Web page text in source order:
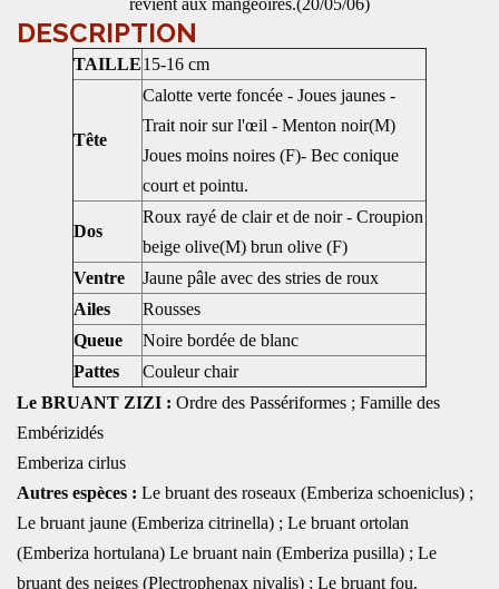
revient aux mangeoires.(20/05/06)
DESCRIPTION
TAILLE15-16 cm
Tête
Calotte verte foncée - Joues jaunes -
Trait noir sur l'œil - Menton noir(M)
Joues moins noires (F)- Bec conique
court et pointu.
Dos
Roux rayé de clair et de noir - Croupion
beige olive(M) brun olive (F)
Ventre
Jaune pâle avec des stries de roux
Ailes
Rousses
Queue
Noire bordée de blanc
Pattes
Couleur chair
Le BRUANT ZIZI : Ordre des Passériformes ; Famille des
Embérizidés
Emberiza cirlus
Autres espèces : Le bruant des roseaux (Emberiza schoeniclus) ;
Le bruant jaune (Emberiza citrinella) ; Le bruant ortolan
(Emberiza hortulana) Le bruant nain (Emberiza pusilla) ; Le
bruant des neiges (Plectrophenax nivalis) ; Le bruant fou.